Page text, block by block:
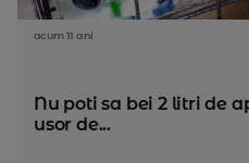
acum 11 ani
Nu poti sa bei 2 litri de
usor de...